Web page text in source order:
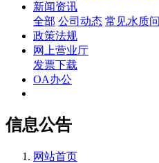
新闻资讯
全部 公司动态 常见水质
政策法规
网上营业厅
发票下载
OA办公
信息公告
网站首页